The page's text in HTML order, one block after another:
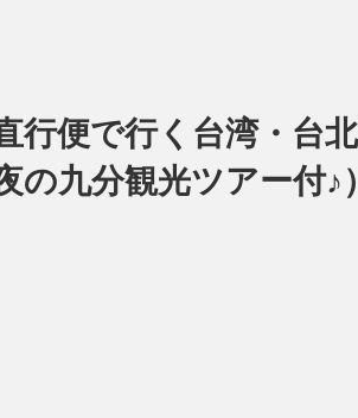
行便で行く台湾・台
の九分観光ツアー付